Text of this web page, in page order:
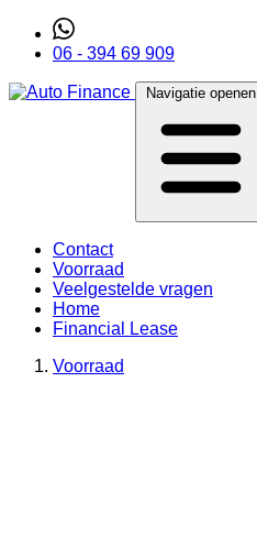
06 - 394 69 909
Navigatie openen
Contact
Voorraad
Veelgestelde vragen
Home
Financial Lease
Voorraad